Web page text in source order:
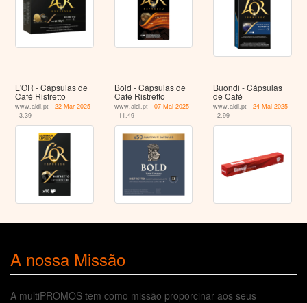
L'OR - Cápsulas de
Café Ristretto
www.aldi.pt -22 Mar 2025
- 3.39
Bold - Cápsulas de
Café Ristretto
www.aldi.pt - 07 Mai 2025
- 11.49
Buondi - Cápsulas
de Café
www.aldi.pt -24 Mai 2025
- 2.99
A nossa Missão
A multiPROMOS tem como missão proporcinar aos seus